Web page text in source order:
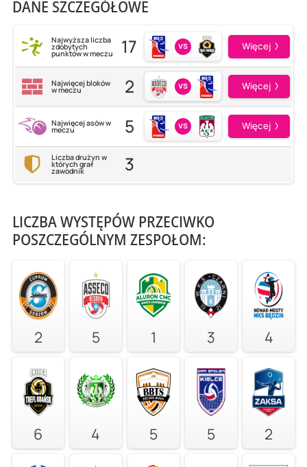
DANE SZCZEGÓŁOWE
Najwyższa liczba
zdobytych
punktów w meczu 17 vs Więcej
Najwięcej bloków
w meczu 2 vs Więcej
Najwięcej asów w
meczu 5 vs Więcej
Liczba drużyn w
których grał
zawodnik 3
LICZBA WYSTĘPÓW PRZECIWKO
POSZCZEGÓLNYM ZESPOŁOM:
2 5 1 3 4
6 4 5 5 2